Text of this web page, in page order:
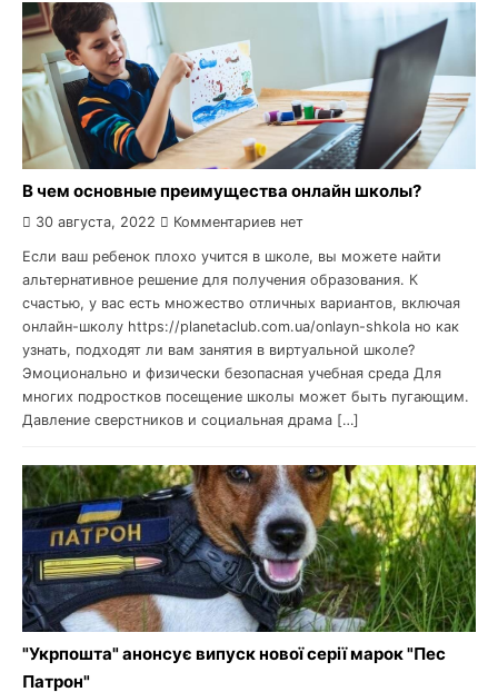
В чем основные преимущества онлайн школы?
30 августа, 2022 Комментариев нет
Если ваш ребенок плохо учится в школе, вы можете найти
альтернативное решение для получения образования. К
счастью, у вас есть множество отличных вариантов, включая
онлайн-школу https://planetaclub.com.ua/onlayn-shkola но как
узнать, подходят ли вам занятия в виртуальной школе?
Эмоционально и физически безопасная учебная среда Для
многих подростков посещение школы может быть пугающим.
Давление сверстников и социальная драма […]
"Укрпошта" анонсує випуск нової серії марок "Пес
Патрон"